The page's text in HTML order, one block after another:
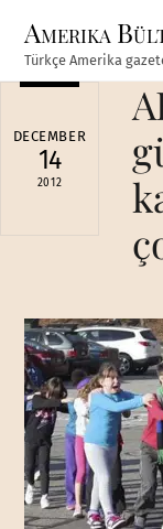
content
Amerika
Türkçe Amerika
DECEMBER
14
2012